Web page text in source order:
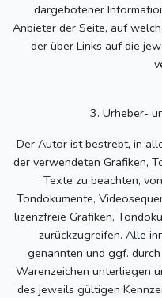
dargebotener
Anbieter der Seite, auf
der über Links auf die
3. Urheber-
Der Autor ist bestrebt, in
der verwendeten Grafiken,
Texte zu beachten,
Tondokumente,
lizenzfreie Grafiken,
zurückzugreifen. Alle
genannten und ggf.
Warenzeichen unterliegen
des jeweils gültigen